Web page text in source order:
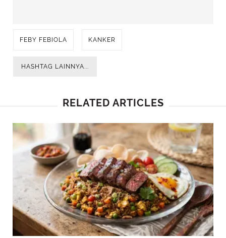
FEBY FEBIOLA KANKER
HASHTAG LAINNYA...
RELATED ARTICLES